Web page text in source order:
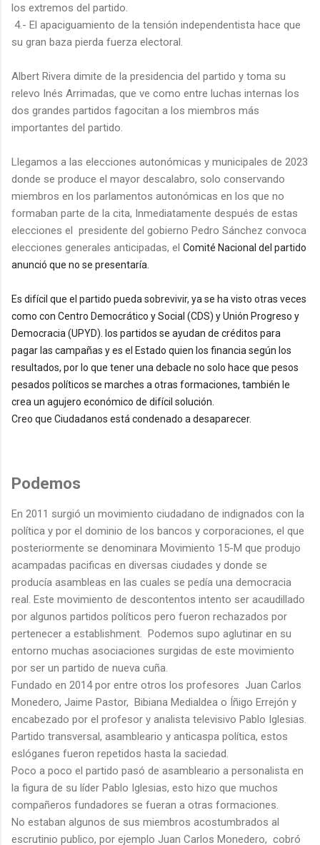
los extremos del partido.
4.- El apaciguamiento de la tensión independentista hace que
su gran baza pierda fuerza electoral.
Albert Rivera dimite de la presidencia del partido y toma su
relevo Inés Arrimadas, que ve como entre luchas internas los
dos grandes partidos fagocitan a los miembros más
importantes del partido.
Llegamos a las elecciones autonómicas y municipales de 2023
donde se produce el mayor descalabro, solo conservando
miembros en los parlamentos autonómicas en los que no
formaban parte de la cita, Inmediatamente después de estas
elecciones el presidente del gobierno Pedro Sánchez convoca
elecciones generales anticipadas, el Comité Nacional del partido
anunció que no se presentaría.
Es difícil que el partido pueda sobrevivir, ya se ha visto otras veces
como con Centro Democrático y Social (CDS) y Unión Progreso y
Democracia (UPYD). los partidos se ayudan de créditos para
pagar las campañas y es el Estado quien los financia según los
resultados, por lo que tener una debacle no solo hace que pesos
pesados políticos se marches a otras formaciones, también le
crea un agujero económico de difícil solución.
Creo que Ciudadanos está condenado a desaparecer.
Podemos
En 2011 surgió un movimiento ciudadano de indignados con la
política y por el dominio de los bancos y corporaciones, el que
posteriormente se denominara Movimiento 15-M que produjo
acampadas pacificas en diversas ciudades y donde se
producía asambleas en las cuales se pedía una democracia
real. Este movimiento de descontentos intento ser acaudillado
por algunos partidos políticos pero fueron rechazados por
pertenecer a establishment. Podemos supo aglutinar en su
entorno muchas asociaciones surgidas de este movimiento
por ser un partido de nueva cuña.
Fundado en 2014 por entre otros los profesores Juan Carlos
Monedero, Jaime Pastor, Bibiana Medialdea o Íñigo Errejón y
encabezado por el profesor y analista televisivo Pablo Iglesias.
Partido transversal, asambleario y anticaspa política, estos
eslóganes fueron repetidos hasta la saciedad.
Poco a poco el partido pasó de asambleario a personalista en
la figura de su líder Pablo Iglesias, esto hizo que muchos
compañeros fundadores se fueran a otras formaciones.
No estaban algunos de sus miembros acostumbrados al
escrutinio publico, por ejemplo Juan Carlos Monedero, cobró